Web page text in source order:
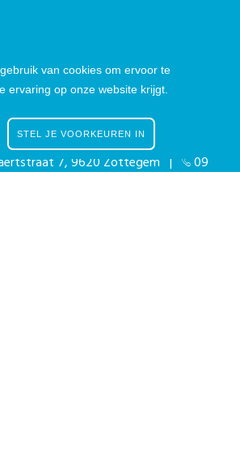
van cookies om ervoor te
ervaring op onze website krijgt.
STEL JE VOORKEUREN IN
| Facebook |
Instagram
7, 9620 Zottegem |
09